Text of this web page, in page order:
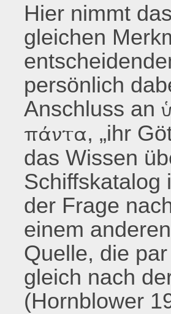
Hier nimmt
gleichen
persönlich
Anschluss an
πάντα, „ihr
das Wissen
der Frage
einem
Quelle, die
gleich nach
(Hornblower